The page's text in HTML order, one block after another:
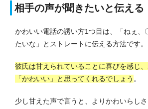
相手の声が聞きたいと伝える
かわいい電話の誘い方1つ目は、「ねぇ、
たいな」とストレートに伝える方法です。
彼氏は甘えられていることに喜びを感じ
「かわいい」と思ってくれるでしょう 。
少し甘えた声で言うと、よりかわいらし